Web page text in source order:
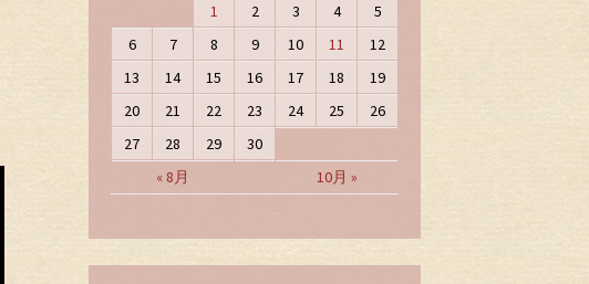
« 8月 10月 »
1 2 3 4
5
6
7 8 9 10 11
12
13
14 15 16 17 18
19
20
21 22 23 24 25
26
27
28 29 30